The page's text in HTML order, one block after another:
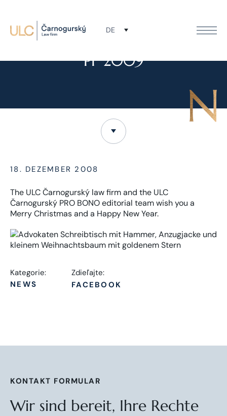
DE
NEWS
PF 2009
18. DEZEMBER 2008
The ULC Čarnogurský law firm and the ULC
Čarnogurský PRO BONO editorial team wish you a
Merry Christmas and a Happy New Year.
Kategorie:
NEWS
Zdieľajte:
FACEBOOK
KONTAKT FORMULAR
Wir sind bereit, Ihre Rechte